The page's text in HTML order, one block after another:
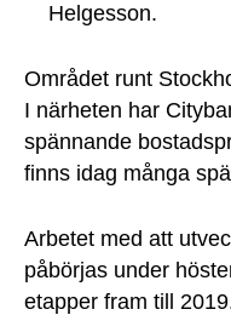
Helgesson.
Området runt
I närheten har
spännande
finns idag många
Arbetet med att
påbörjas under
etapper fram till